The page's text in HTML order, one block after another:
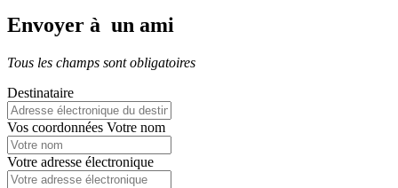
Envoyer à un ami
Tous les champs sont obligatoires
Destinataire
Vos coordonnées Votre nom
Votre adresse électronique